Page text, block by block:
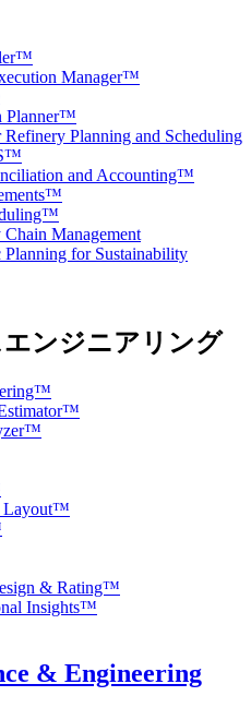
Manager™
Planner™
Planning and Scheduling
and Accounting™
Management
Planning for Sustainability
ンジニアリング
Layout™
& Rating™
Insights™
& Engineering